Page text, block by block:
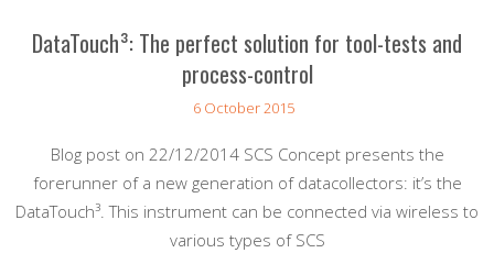
DataTouch³: The perfect solution for tool-tests and
process-control
6 October 2015
Blog post on 22/12/2014 SCS Concept presents the
forerunner of a new generation of datacollectors: it’s the
DataTouch³. This instrument can be connected via wireless to
various types of SCS